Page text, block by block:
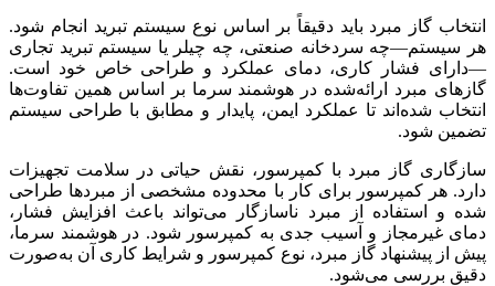
انتخاب گاز مبرد باید دقیقاً بر اساس نوع سیستم تبرید انجام شود.
هر سیستم—چه سردخانه صنعتی، چه چیلر یا سیستم تبرید تجاری
—دارای فشار کاری، دمای عملکرد و طراحی خاص خود است.
گازهای مبرد ارائه‌شده در هوشمند سرما بر اساس همین تفاوت‌ها
انتخاب شده‌اند تا عملکرد ایمن، پایدار و مطابق با طراحی سیستم
تضمین شود.
سازگاری گاز مبرد با کمپرسور، نقش حیاتی در سلامت تجهیزات
دارد. هر کمپرسور برای کار با محدوده مشخصی از مبردها طراحی
شده و استفاده از مبرد ناسازگار می‌تواند باعث افزایش فشار،
دمای غیرمجاز و آسیب جدی به کمپرسور شود. در هوشمند سرما،
پیش از پیشنهاد گاز مبرد، نوع کمپرسور و شرایط کاری آن به‌صورت
دقیق بررسی می‌شود.